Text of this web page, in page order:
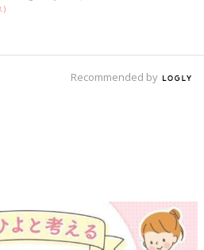
)
Recommended by